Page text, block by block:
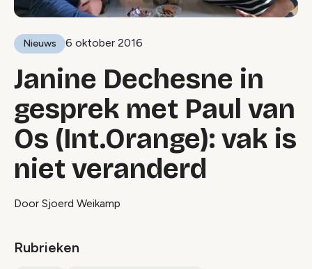
Nieuws 6 oktober 2016
Janine Dechesne in
gesprek met Paul van
Os (Int.Orange): vak is
niet veranderd
Door Sjoerd Weikamp
Rubrieken